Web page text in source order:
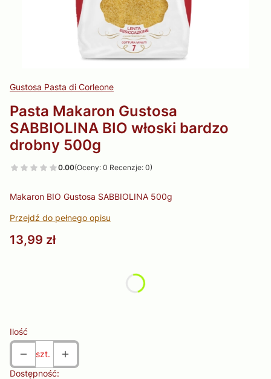
Gustosa Pasta di Corleone
Pasta Makaron Gustosa
SABBIOLINA BIO włoski bardzo
drobny 500g
0.00(Oceny: 0 Recenzje: 0)
Makaron BIO Gustosa SABBIOLINA 500g
Przejdź do pełnego opisu
Cena
13,99 zł
Poszczególne warianty mogą różnić się ceną
Ilość
szt.
Dostępność: